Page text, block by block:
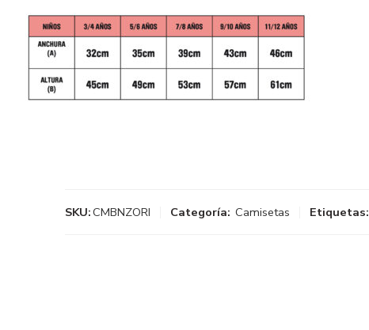
SKU:CMBNZORI Categoría: Camisetas Etiquetas: